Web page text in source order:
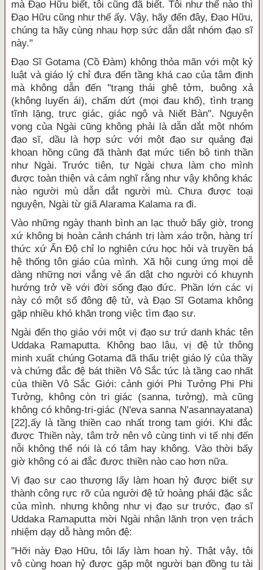
mà Đạo Hữu biết, tôi cũng đã biết. Tôi như thế nào thì
Đạo Hữu cũng như thế ấy. Vậy, hãy đến đây, Đạo Hữu,
chúng ta hãy cùng nhau hợp sức dẫn dắt nhóm đạo sĩ
này."
Đạo Sĩ Gotama (Cồ Đàm) không thỏa mãn với một kỷ
luật và giáo lý chỉ đưa đến tầng khá cao của tâm định
mà không dẫn đến "trạng thái ghê tởm, buông xả
(không luyến ái), chấm dứt (mọi đau khổ), tình trạng
tĩnh lặng, trực giác, giác ngộ và Niết Bàn". Nguyện
vọng của Ngài cũng không phải là dẫn dắt một nhóm
đạo sĩ, dầu là hợp sức với một đạo sư quảng đại
khoan hồng cũng đã thành đạt mức tiến bộ tinh thần
như Ngài. Trước tiên, tự Ngài chưa làm cho mình
được toàn thiện và cảm nghĩ rằng như vậy không khác
nào người mù dẫn dắt người mù. Chưa được toại
nguyện, Ngài từ giã Alarama Kalama ra đi.
Vào những ngày thanh bình an lạc thuở bấy giờ, trong
xứ không bị hoàn cảnh chánh trị làm xáo trộn, hàng trí
thức xứ Ấn Độ chỉ lo nghiên cứu học hỏi và truyền bá
hệ thống tôn giáo của mình. Xã hội cung ứng mọi dễ
dàng những nơi vắng vẻ ẩn dật cho người có khuynh
hướng trở về với đời sống đạo đức. Phần lớn các vị
này có một số đông đệ tử, và Đạo Sĩ Gotama không
gặp nhiều khó khăn trong việc tìm đạo sư.
Ngài đến thọ giáo với một vị đạo sư trứ danh khác tên
Uddaka Ramaputta. Không bao lâu, vị đệ tử thông
minh xuất chúng Gotama đã thấu triệt giáo lý của thầy
và chứng đắc đệ bát thiền Vô Sắc tức là tầng cao nhất
của thiền Vô Sắc Giới: cảnh giới Phi Tưởng Phi Phi
Tưởng, không còn tri giác (sanna, tưởng), mà cũng
không có không-tri-giác (N'eva sanna N'asannayatana)
[22],ấy là tầng thiền cao nhất trong tam giới. Khi đắc
được Thiền này, tâm trở nên vô cùng tinh vi tế nhị đến
nỗi không thể nói là có tâm hay không. Vào thời bấy
giờ không có ai đắc được thiền nào cao hơn nữa.
Vị đạo sư cao thượng lấy làm hoan hỷ được biết sự
thành công rực rỡ của người đệ tử hoàng phái đặc sắc
của mình. nhưng không như vị đạo sư trước, đạo sĩ
Uddaka Ramaputta mời Ngài nhận lãnh trọn vẹn trách
nhiệm dạy dỗ hàng môn đệ:
"Hỡi này Đạo Hữu, tôi lấy làm hoan hỷ. Thật vậy, tôi
vô cùng hoan hỷ được gặp một người bạn đồng tu tài